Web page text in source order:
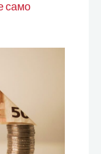
само